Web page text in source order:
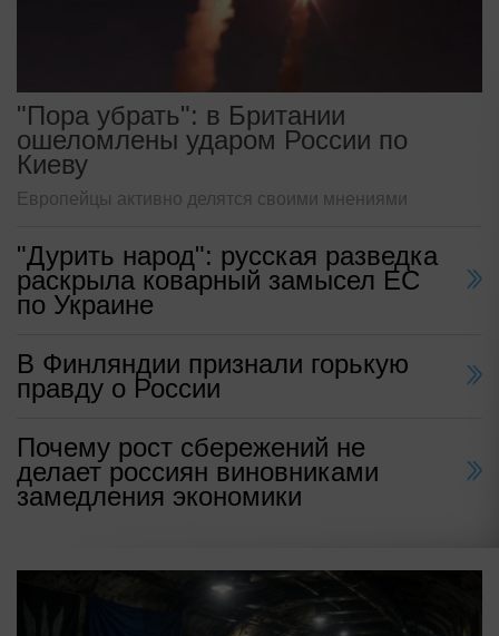
"Пора убрать": в Британии
ошеломлены ударом России по
Киеву
Европейцы активно делятся своими мнениями
"Дурить народ": русская разведка
раскрыла коварный замысел ЕС
по Украине
В Финляндии признали горькую
правду о России
Почему рост сбережений не
делает россиян виновниками
замедления экономики